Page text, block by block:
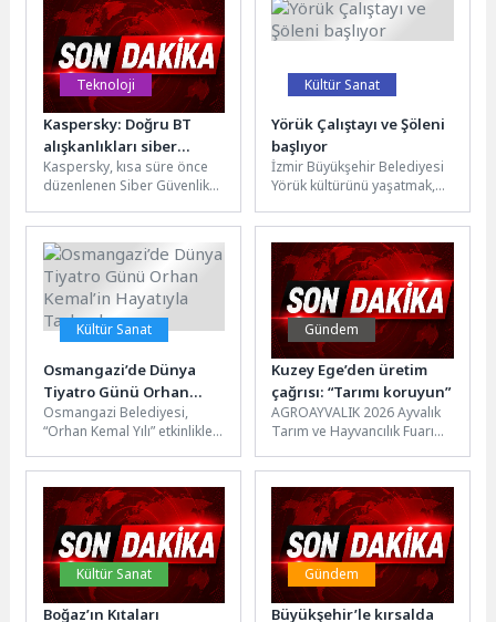
kiralamalarda yüzde...
Teknoloji
Kaspersky: Doğru BT
alışkanlıkları siber
dayanıklılığı
güçlendiriyor
Kaspersky, kısa süre önce
düzenlenen Siber Güvenlik
Doğu, Türkiye ve Afrika...
Kültür Sanat
Yörük Çalıştayı ve Şöleni
başlıyor
İzmir Büyükşehir Belediyesi
Yörük kültürünü yaşatmak,
kuşaklara aktarmak amacıyla
11-12 Nisan tarihleri...
Kültür Sanat
Osmangazi’de Dünya
Tiyatro Günü Orhan
Kemal’in Hayatıyla
Taçlandı
Osmangazi Belediyesi,
“Orhan Kemal Yılı” etkinlikleri
özel geceyle, edebiyat ile
tiyatroyu aynı sahnede...
Gündem
Kuzey Ege’den üretim
çağrısı: “Tarımı koruyun”
AGROAYVALIK 2026 Ayvalık
Tarım ve Hayvancılık Fuarı
Zeytin Üretim Zirvesi’nde bir
araya gelen...
Kültür Sanat
Boğaz’ın Kıtaları
Gündem
Büyükşehir’le kırsalda